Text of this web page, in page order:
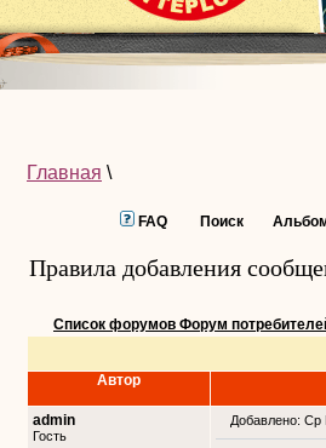
Главная \
FAQ Поиск
Правила добавления
Список форумов Форум
Автор
admin
Гость
Добавлено: Ср